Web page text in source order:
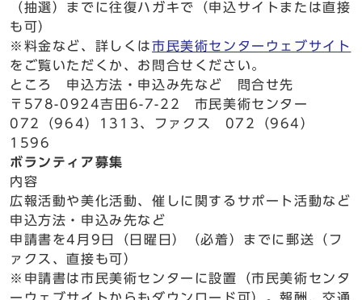
（抽選）までに往復ハガキで（申込サイトまたは直接
も可）
※料金など、詳しくは市民美術センターウェブサイト
をご覧いただくか、お問合せください。
ところ 申込方法・申込み先など 問合せ先
〒578-0924吉田6-7-22 市民美術センター
072（964）1313、ファクス 072（964）
1596
ボランティア募集
内容
広報活動や美化活動、催しに関するサポート活動など
申込方法・申込み先など
申請書を4月9日（日曜日）（必着）までに郵送（フ
ァクス、直接も可）
※申請書は市民美術センターに設置（市民美術センタ